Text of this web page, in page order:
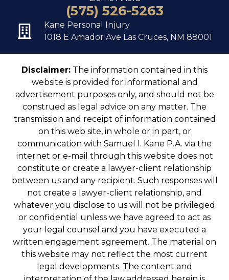
(575) 526-5263
Kane Personal Injury
1018 E Amador Ave Las Cruces, NM 88001
Disclaimer: The information contained in this
website is provided for informational and
advertisement purposes only, and should not be
construed as legal advice on any matter. The
transmission and receipt of information contained
on this web site, in whole or in part, or
communication with Samuel I. Kane P.A. via the
internet or e-mail through this website does not
constitute or create a lawyer-client relationship
between us and any recipient. Such responses will
not create a lawyer-client relationship, and
whatever you disclose to us will not be privileged
or confidential unless we have agreed to act as
your legal counsel and you have executed a
written engagement agreement. The material on
this website may not reflect the most current
legal developments. The content and